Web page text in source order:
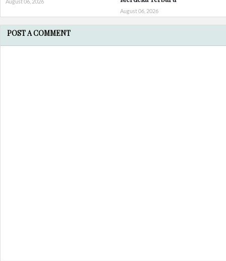
August 06, 2026
POST A COMMENT